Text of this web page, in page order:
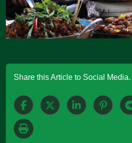
Share this Article to Social Media.